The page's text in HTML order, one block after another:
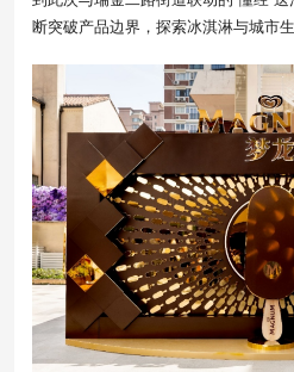
断突破产品边界，探索冰淇淋与城市